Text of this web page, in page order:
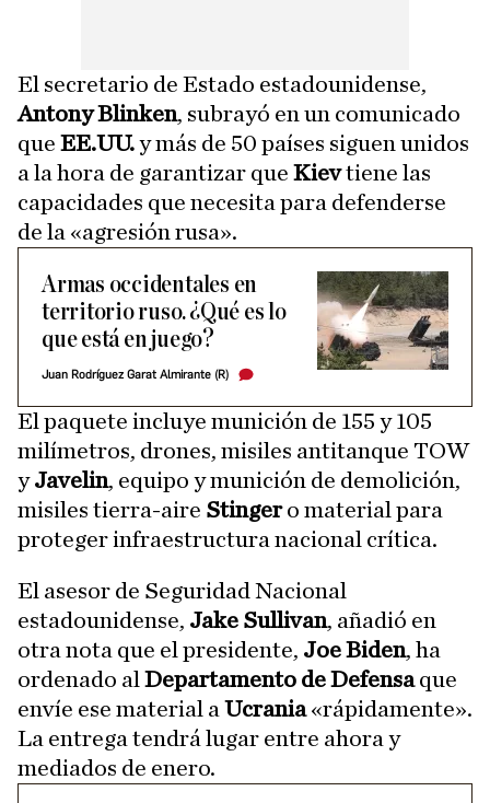
El secretario de Estado estadounidense,
Antony Blinken, subrayó en un comunicado
que EE.UU.y más de 50 países siguen unidos
a la hora de garantizar que Kievtiene las
capacidades que necesita para defenderse
de la «agresión rusa».
Armas occidentales en
territorio ruso. ¿Qué es lo
que está en juego?
Juan Rodríguez Garat Almirante (R)
El paquete incluye munición de 155 y 105
milímetros, drones, misiles antitanque TOW
yJavelin, equipo y munición de demolición,
misiles tierra-aire Stingero material para
proteger infraestructura nacional crítica.
El asesor de Seguridad Nacional
estadounidense, Jake Sullivan, añadió en
otra nota que el presidente, Joe Biden, ha
ordenado al Departamento de Defensaque
envíe ese material a Ucrania«rápidamente».
La entrega tendrá lugar entre ahora y
mediados de enero.